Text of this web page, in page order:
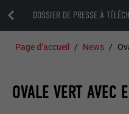
DOSSIER DE PRESSE À
Page d’accueil News
OVALE VERT AVEC